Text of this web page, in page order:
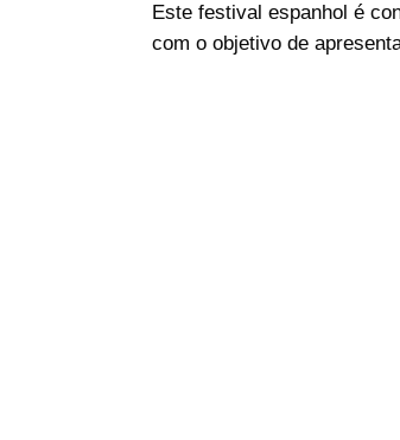
Este festival espanhol é
com o objetivo de